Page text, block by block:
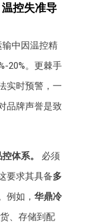
控失准导
中因温控精
20%。更棘手
实时预警，一
品牌声誉是致
体系。
必须
要求其具备多
例如，华鼎冷
、存储到配